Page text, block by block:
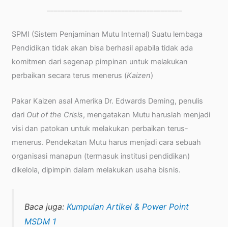
SPMI (Sistem Penjaminan Mutu Internal) Suatu lembaga
Pendidikan tidak akan bisa berhasil apabila tidak ada
komitmen dari segenap pimpinan untuk melakukan
perbaikan secara terus menerus (Kaizen)
Pakar Kaizen asal Amerika Dr. Edwards Deming, penulis
dari Out of the Crisis, mengatakan Mutu haruslah menjadi
visi dan patokan untuk melakukan perbaikan terus-
menerus. Pendekatan Mutu harus menjadi cara sebuah
organisasi manapun (termasuk institusi pendidikan)
dikelola, dipimpin dalam melakukan usaha bisnis.
Baca juga: Kumpulan Artikel & Power Point
MSDM 1